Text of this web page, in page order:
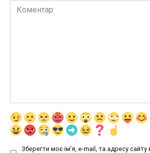
Коментар
Зберегти моє ім'я, e-mail, та адресу сайту